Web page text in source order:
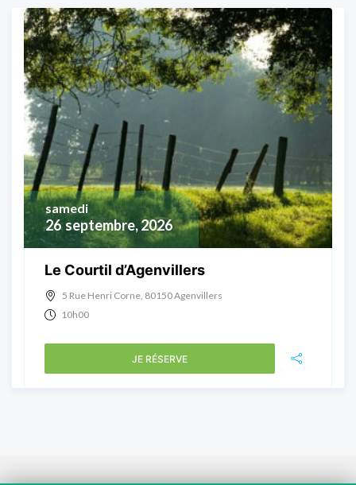
26 septembre, 2026
samedi
Le Courtil d’Agenvillers
5 Rue Henri Corne, 80150 Agenvillers
10h00
JE RÉSERVE